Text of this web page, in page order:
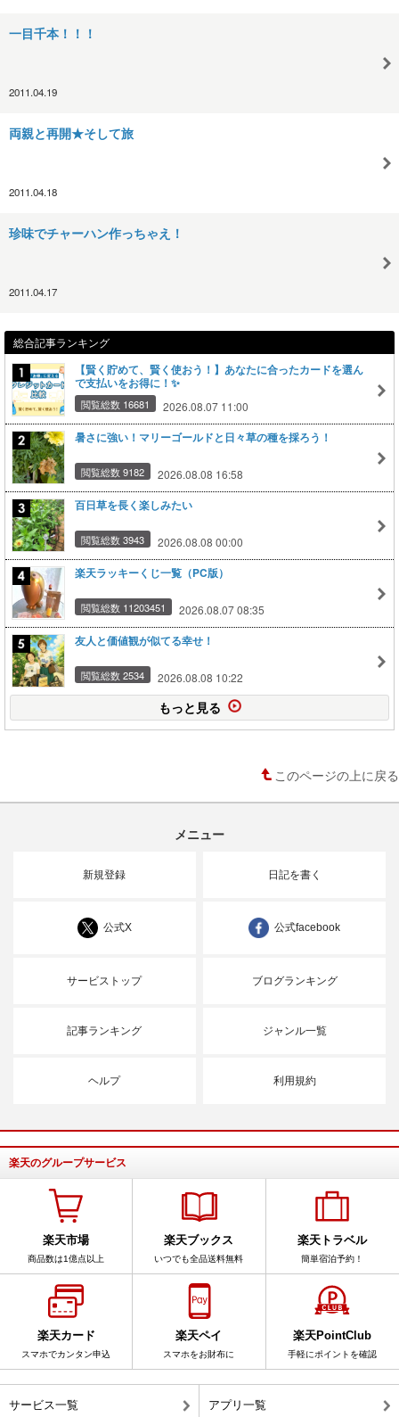
一目千本！！！
2011.04.19
両親と再開★そして旅
2011.04.18
珍味でチャーハン作っちゃえ！
2011.04.17
総合記事ランキング
【賢く貯めて、賢く使おう！】あなたに合ったカードを選ん
で支払いをお得に！✨
閲覧総数 16681 2026.08.07 11:00
暑さに強い！マリーゴールドと日々草の種を採ろう！
閲覧総数 9182 2026.08.08 16:58
百日草を長く楽しみたい
閲覧総数 3943 2026.08.08 00:00
楽天ラッキーくじ一覧（PC版）
閲覧総数 11203451 2026.08.07 08:35
友人と価値観が似てる幸せ！
閲覧総数 2534 2026.08.08 10:22
もっと見る
このページの上に戻る
メニュー
新規登録 日記を書く
公式X 公式facebook
サービストップ ブログランキング
記事ランキング ジャンル一覧
ヘルプ 利用規約
楽天のグループサービス
楽天市場
商品数は1億点以上
楽天ブックス
いつでも全品送料無料
楽天トラベル
簡単宿泊予約！
楽天カード
スマホでカンタン申込
楽天ペイ
スマホをお財布に
楽天PointClub
手軽にポイントを確認
サービス一覧 アプリ一覧